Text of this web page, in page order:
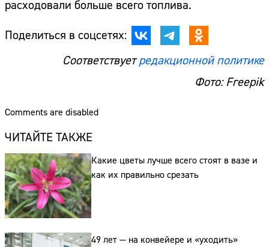
расходовали больше всего топлива.
Поделиться в соцсетях:
Соответствуетредакционной политике
Фото: Freepik
Comments are disabled
ЧИТАЙТЕ ТАКЖЕ
Какие цветы лучше всего стоят в вазе и
как их правильно срезать
49 лет — на конвейере и «уходить»
Телефон: